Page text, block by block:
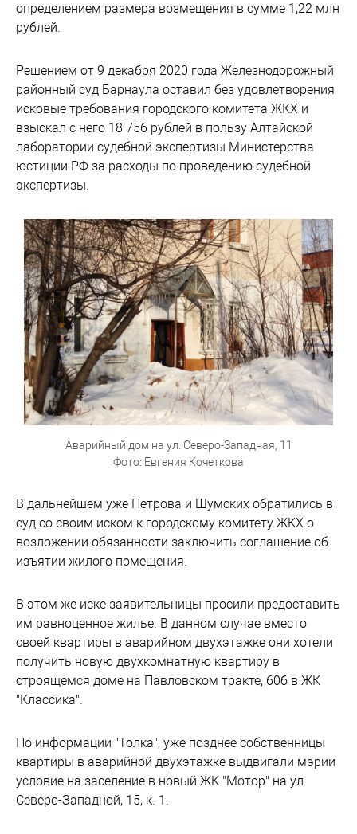
определением размера возмещения в сумме 1,22 млн
рублей.
Решением от 9 декабря 2020 года Железнодорожный
районный суд Барнаула оставил без удовлетворения
исковые требования городского комитета ЖКХ и
взыскал с него 18 756 рублей в пользу Алтайской
лаборатории судебной экспертизы Министерства
юстиции РФ за расходы по проведению судебной
экспертизы.
Аварийный дом на ул. Северо-Западная, 11
Фото: Евгения Кочеткова
В дальнейшем уже Петрова и Шумских обратились в
суд со своим иском к городскому комитету ЖКХ о
возложении обязанности заключить соглашение об
изъятии жилого помещения.
В этом же иске заявительницы просили предоставить
им равноценное жилье. В данном случае вместо
своей квартиры в аварийном двухэтажке они хотели
получить новую двухкомнатную квартиру в
строящемся доме на Павловском тракте, 60б в ЖК
"Классика".
По информации "Толка", уже позднее собственницы
квартиры в аварийной двухэтажке выдвигали мэрии
условие на заселение в новый ЖК "Мотор" на ул.
Северо-Западной, 15, к. 1.